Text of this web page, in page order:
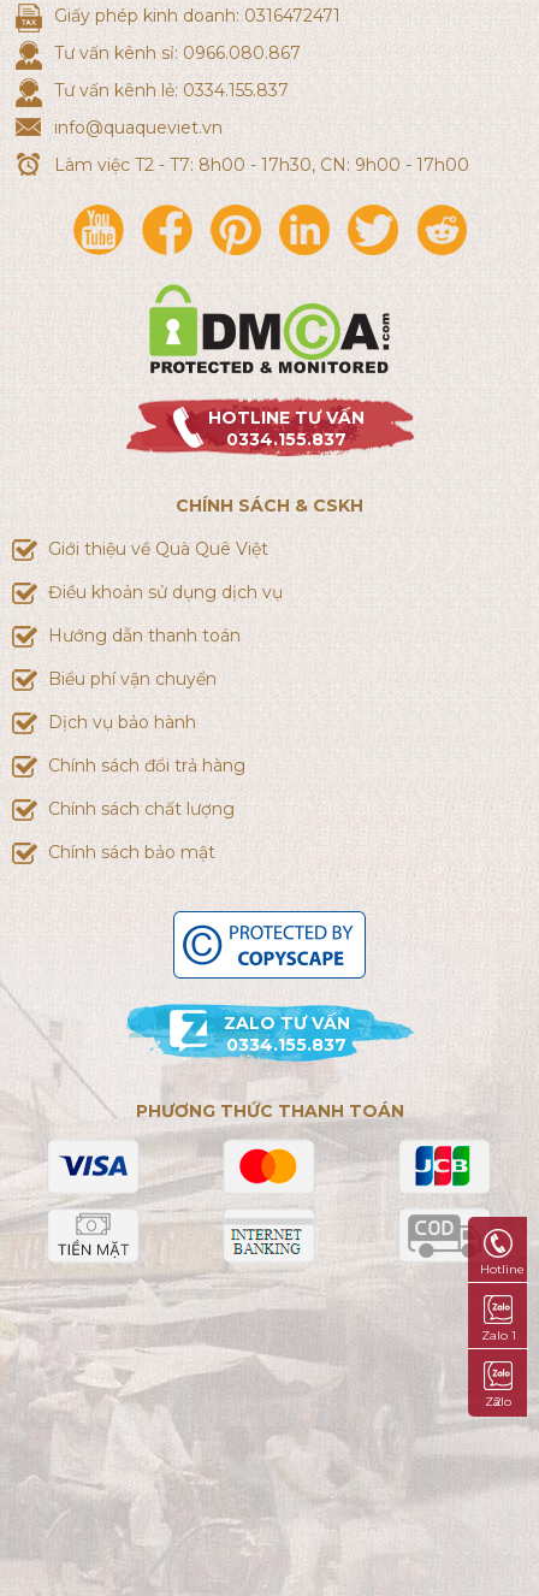
Giấy phép kinh doanh: 0316472471
Tư vấn kênh sỉ: 0966.080.867
Tư vấn kênh lẻ: 0334.155.837
info@quaqueviet.vn
Làm việc T2 - T7: 8h00 - 17h30, CN: 9h00 - 17h00
HOTLINE TƯ VẤN
0334.155.837
CHÍNH SÁCH & CSKH
Giới thiệu về Quà Quê Việt
Điều khoản sử dụng dịch vụ
Hướng dẫn thanh toán
Biểu phí vận chuyển
Dịch vụ bảo hành
Chính sách đổi trả hàng
Chính sách chất lượng
Chính sách bảo mật
ZALO TƯ VẤN
0334.155.837
PHƯƠNG THỨC THANH TOÁN
Hotline
Zalo 1
Zalo 2